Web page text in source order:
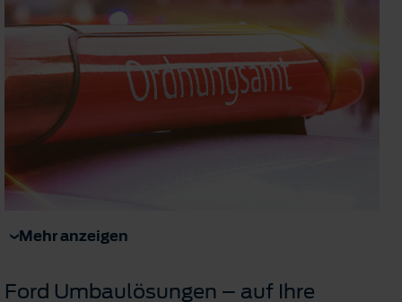
Mehr anzeigen
Ford Umbaulösungen – auf Ihre